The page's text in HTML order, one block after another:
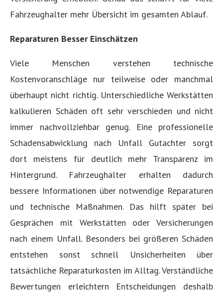
Fahrzeughalter mehr Übersicht im gesamten Ablauf.
Reparaturen Besser Einschätzen
Viele Menschen verstehen technische
Kostenvoranschläge nur teilweise oder manchmal
überhaupt nicht richtig. Unterschiedliche Werkstätten
kalkulieren Schäden oft sehr verschieden und nicht
immer nachvollziehbar genug. Eine professionelle
Schadensabwicklung nach Unfall Gutachter sorgt
dort meistens für deutlich mehr Transparenz im
Hintergrund. Fahrzeughalter erhalten dadurch
bessere Informationen über notwendige Reparaturen
und technische Maßnahmen. Das hilft später bei
Gesprächen mit Werkstätten oder Versicherungen
nach einem Unfall. Besonders bei größeren Schäden
entstehen sonst schnell Unsicherheiten über
tatsächliche Reparaturkosten im Alltag. Verständliche
Bewertungen erleichtern Entscheidungen deshalb